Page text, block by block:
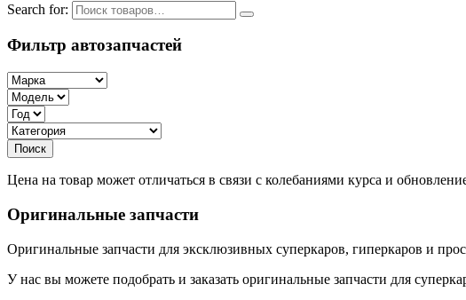
Search for:
Фильтр автозапчастей
Цена на товар может отличаться в связи с колебаниями курса и
Оригинальные запчасти
Оригинальные запчасти для эксклюзивных суперкаров, гиперкаров и
У нас вы можете подобрать и заказать оригинальные запчасти для